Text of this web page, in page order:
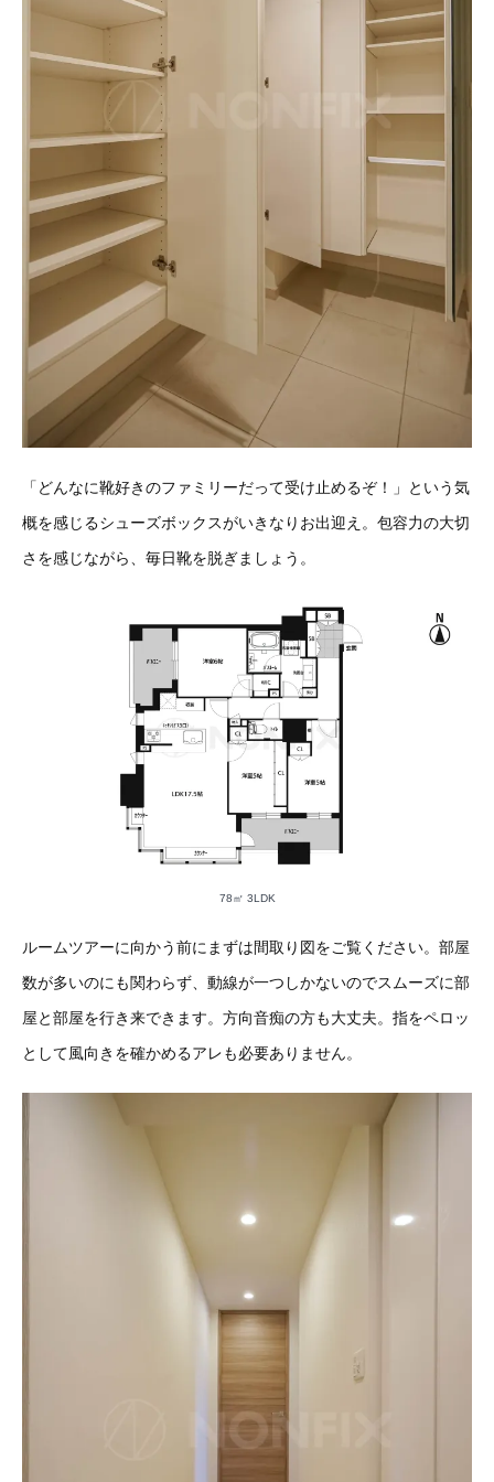
「どんなに靴好きのファミリーだって受け止めるぞ！」という気
概を感じるシューズボックスがいきなりお出迎え。包容力の大切
さを感じながら、毎日靴を脱ぎましょう。
78㎡ 3LDK
ルームツアーに向かう前にまずは間取り図をご覧ください。部屋
数が多いのにも関わらず、動線が一つしかないのでスムーズに部
屋と部屋を行き来できます。方向音痴の方も大丈夫。指をペロッ
として風向きを確かめるアレも必要ありません。